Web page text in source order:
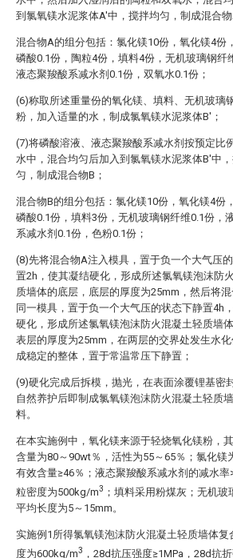
到氯氧镁水泥浆体A′中，搅拌均匀，制成混合物
混合物A的组分包括：氯化镁10份，氧化镁4份
磷酸0.1份，陶粒4份，填料4份，无机玻璃钢纤
液态聚羧酸系减水剂0.1份，双氧水0.1份；
(6)称取所述重量份的氧化镁、填料、无机玻璃
粉，加入适量的水，制成氯氧镁水泥浆体B′；
(7)将磷酸溶液、液态聚羧酸系减水剂按预定比
水中，混合均匀后加入到氯氧镁水泥浆体B′中
匀，制成混合物B；
混合物B的组分包括：氯化镁10份，氧化镁4份
磷酸0.1份，填料3份，无机玻璃钢纤维0.1份，
系减水剂0.1份，色粉0.1份；
(8)先将混合物A注入模具，置于负一个大气压
置2h，使其凝结硬化，形成所述氯氧镁泡沫防
质墙体的底层，底层的厚度为25mm，然后将混
同一模具，置于负一个大气压的状态下静置4h
硬化，形成所述氯氧镁泡沫防火混凝土轻质墙
表层的厚度为25mm，在两层的交界处发生水
成稳定的整体，置于常温常压下静置；
(9)硬化完成后拆模，抛光，在表面涂覆锂基密
自然养护后即制成氯氧镁泡沫防火混凝土轻质
料。
在本实施例中，氧化镁来源于轻烧氧化镁粉，
含量为80～90wt％，活性为55～65％；氯化镁
有效含量≥46％；液态聚羧酸系减水剂的减水率
粒密度为500kg/m3 ；填料采用粉煤灰；无机玻
平均长度为5～15mm。
实施例1所得氯氧镁泡沫防火混凝土轻质墙体复
度为600kg/m3 ，28d抗压强度≥1MPa，28d抗